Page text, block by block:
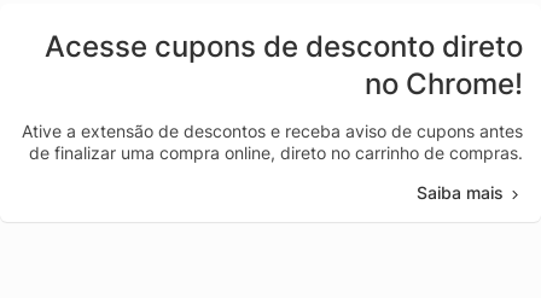
Acesse cupons de desconto direto
no Chrome!
Ative a extensão de descontos e receba aviso de cupons antes
de finalizar uma compra online, direto no carrinho de compras.
Saiba mais